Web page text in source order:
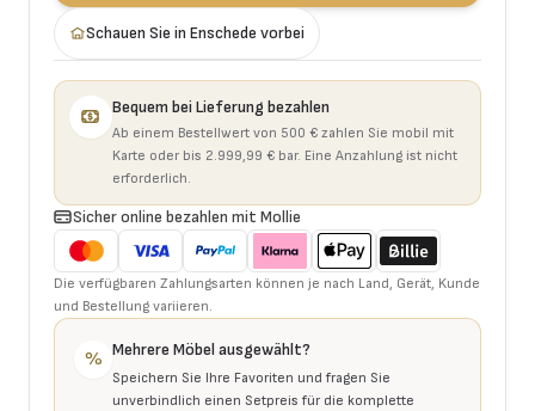
Schauen Sie in Enschede vorbei
Bequem bei Lieferung bezahlen
Ab einem Bestellwert von 500 € zahlen Sie mobil mit
Karte oder bis 2.999,99 € bar. Eine Anzahlung ist nicht
erforderlich.
Sicher online bezahlen mit Mollie
Die verfügbaren Zahlungsarten können je nach Land, Gerät, Kunde
und Bestellung variieren.
% Mehrere Möbel ausgewählt?
Speichern Sie Ihre Favoriten und fragen Sie
unverbindlich einen Setpreis für die komplette